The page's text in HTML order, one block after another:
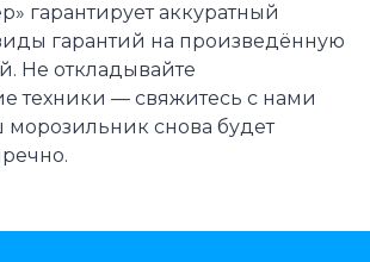
гарантирует аккуратный
гарантий на произведённую
Не откладывайте
техники — свяжитесь с нами
морозильник снова будет